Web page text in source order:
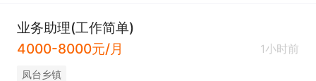
业务助理(工作简单)
4000-8000元/月
1小时前
凤台乡镇